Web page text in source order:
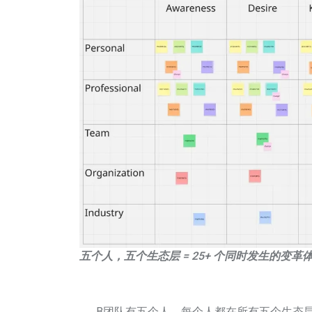
五个人，五个生态层 = 25+ 个同时发生的变革